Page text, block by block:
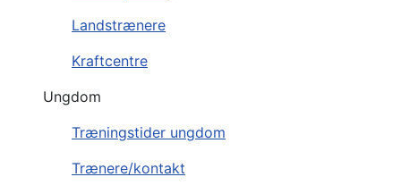
Landstrænere
Kraftcentre
Ungdom
Træningstider ungdom
Trænere/kontakt